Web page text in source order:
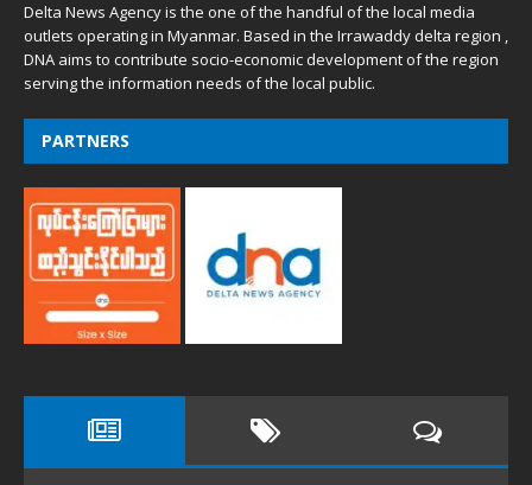
Delta News Agency is the one of the handful of the local media
outlets operating in Myanmar. Based in the Irrawaddy delta region ,
DNA aims to contribute socio-economic development of the region
serving the information needs of the local public.
PARTNERS